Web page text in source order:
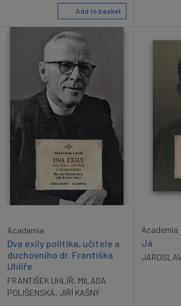
Add to basket
Academia
Dva exily politika, učitele a
duchovního dr. Františka
Uhlíře
FRANTIŠEK UHLÍŘ, MILADA
POLIŠENSKÁ, JIŘÍ KAŠNÝ
Academia
Já